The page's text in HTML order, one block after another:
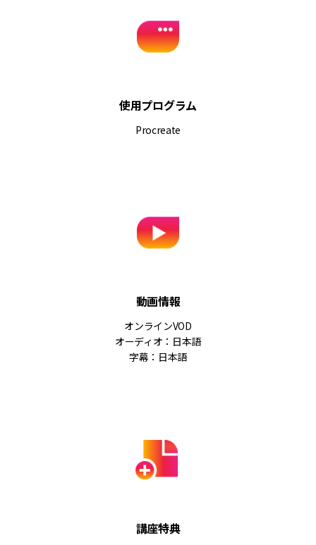
使用プログラム
Procreate
動画情報
オンラインVOD
オーディオ：日本語
字幕：日本語
講座特典